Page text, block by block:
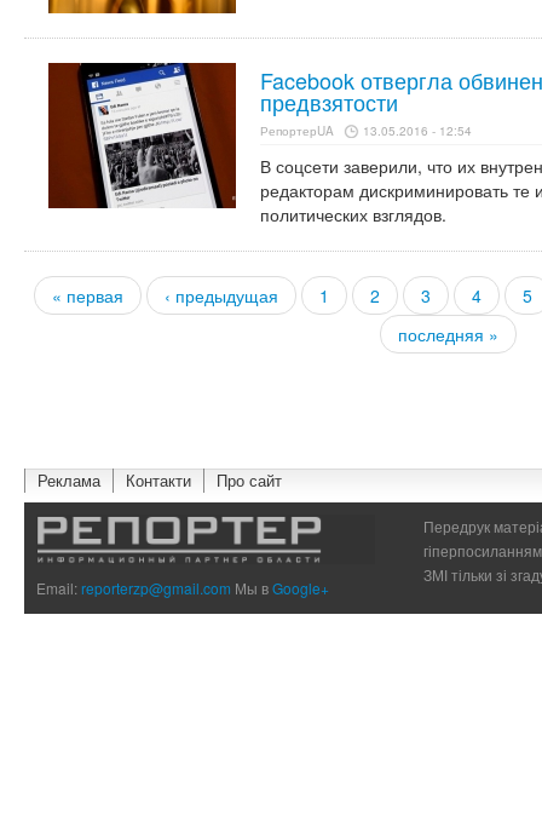
Facebook отвергла
предвзятости
РепортерUA 13.05.2016 - 12:54
В соцсети заверили, что их
редакторам дискриминировать те
политических взглядов.
Страницы
« первая ‹ предыдущая 1 2 3 4
5
последняя »
Реклама Контакти Про сайт
Email:reporterzp@gmail.com Мы вGoogle+
Передрук
ЗМІ тільки зі